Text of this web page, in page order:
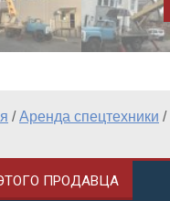
/Аренда спецтехники /
ПРОДАВЦА